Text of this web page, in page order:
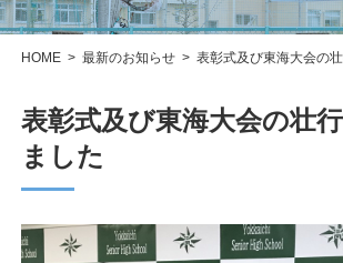
HOME > 最新のお知らせ > 表彰式及び東海大会の
表彰式及び東海大会の壮
ました